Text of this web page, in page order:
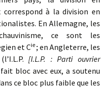
à la division en
En Allemagne, les
ce sont les
et Cie; en Angleterre, les
[I.L.P. : Parti ouvrier
bloc avec eux, a soutenu
ce bloc plus faible que les